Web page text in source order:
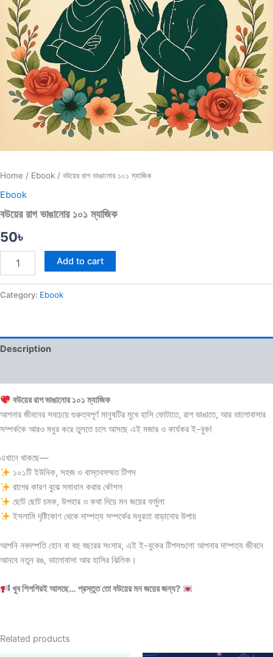
Home / Ebook / বউয়ের রাগ ভাঙানোর ১০১ ম্যাজিক
Ebook
বউয়ের রাগ ভাঙানোর ১০১ ম্যাজিক
50৳
Add to cart
Category: Ebook
Description
বউয়ের রাগ ভাঙানোর ১০১ ম্যাজিক
আপনার জীবনের সবচেয়ে গুরুত্বপূর্ণ মানুষটির মুখে হাসি ফোটাতে, রাগ ভাঙাতে, আর ভালোবাসার
সম্পর্ককে আরও মধুর করে তুলতে চলে আসছে এই মজার ও কার্যকর ই-বুক!
এখানে থাকছে—
১০১টি ইউনিক, সহজ ও বাস্তবসম্মত টিপস
রাগের কারণ বুঝে সমাধান করার কৌশল
ছোট ছোট চমক, উপহার ও কথা দিয়ে মন জয়ের ফর্মুলা
ইসলামি দৃষ্টিকোণ থেকে দাম্পত্য সম্পর্কের মধুরতা বাড়ানোর উপায়
আপনি নবদম্পতি হোন বা বহু বছরের সংসার, এই ই-বুকের টিপসগুলো আপনার দাম্পত্য জীবনে
আনবে নতুন রঙ, ভালোবাসা আর হাসির ঝিলিক।
খুব শিগগিরই আসছে… প্রস্তুত তো বউয়ের মন জয়ের জন্য?
Related products